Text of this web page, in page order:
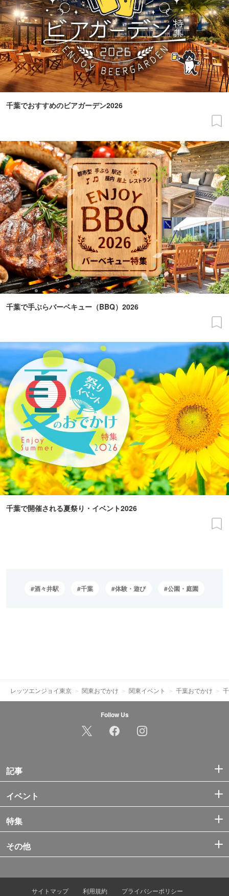
千葉でおすすめのビアガーデン2026
千葉で手ぶらバーベキュー（BBQ）2026
千葉で開催される夏祭り・イベント2026
酒々井駅 千葉 体験・遊び 公園・庭園
レッツエンジョイ東京 関東おでかけ 関東イベント 千葉おでかけ
Follow Us
記事
イベント
特集
その他
サイトマップ 利用規約 プライバシーポリシー